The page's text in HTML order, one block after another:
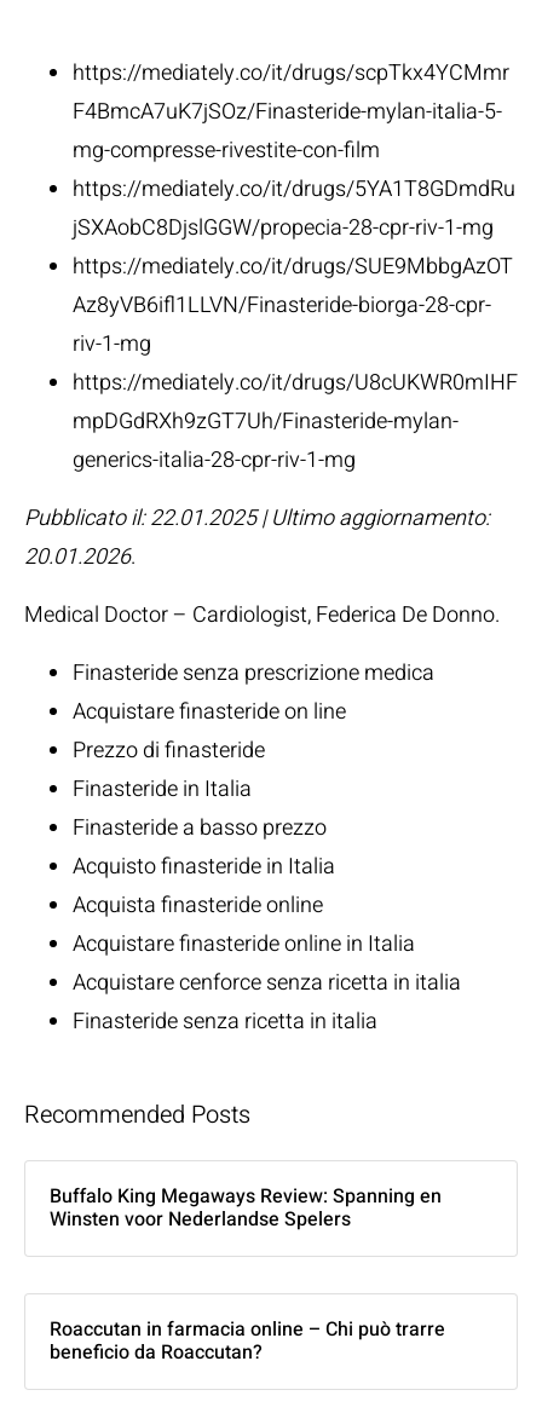
https://mediately.co/it/drugs/scpTkx4YCMmr
F4BmcA7uK7jSOz/Finasteride-mylan-italia-5-
mg-compresse-rivestite-con-film
https://mediately.co/it/drugs/5YA1T8GDmdRu
jSXAobC8DjslGGW/propecia-28-cpr-riv-1-mg
https://mediately.co/it/drugs/SUE9MbbgAzOT
Az8yVB6ifl1LLVN/Finasteride-biorga-28-cpr-
riv-1-mg
https://mediately.co/it/drugs/U8cUKWR0mIHF
mpDGdRXh9zGT7Uh/Finasteride-mylan-
generics-italia-28-cpr-riv-1-mg
Pubblicato il: 22.01.2025 | Ultimo aggiornamento:
20.01.2026.
Medical Doctor – Cardiologist,Federica De Donno.
Finasteride senza prescrizione medica
Acquistare finasteride on line
Prezzo di finasteride
Finasteride in Italia
Finasteride a basso prezzo
Acquisto finasteride in Italia
Acquista finasteride online
Acquistare finasteride online in Italia
Acquistare cenforce senza ricetta in italia
Finasteride senza ricetta in italia
Recommended Posts
Buffalo King Megaways Review: Spanning en
Winsten voor Nederlandse Spelers
Roaccutan in farmacia online – Chi può trarre
beneficio da Roaccutan?